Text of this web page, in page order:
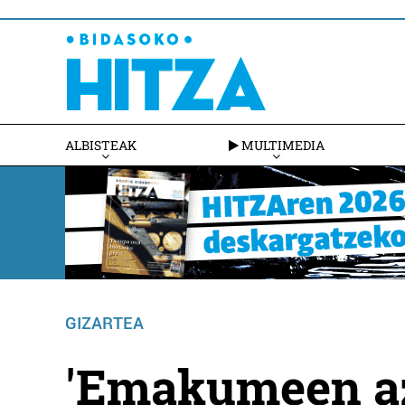
ALBISTEAK MULTIMEDIA
GIZARTEA
'Emakumeen